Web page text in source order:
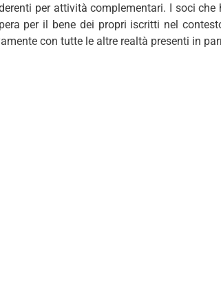
per attività complementari. I soci
per il bene dei propri iscritti nel
con tutte le altre realtà presenti in